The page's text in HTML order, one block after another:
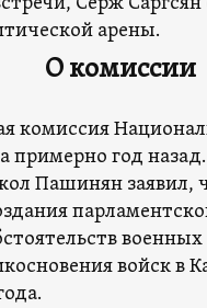
арены.
О комиссии
комиссия
примерно год
Пашинян заявил,
войск в